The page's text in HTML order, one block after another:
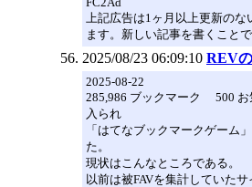
上記広告は1ヶ月以上更新の
ます。新しい記事を書くこと
2025/08/23 06:09:10 REV
2025-08-22
285,986 ブックマーク 500
入られ
「はてなブックマークゲーム
た。
現状はこんなところである。
以前は被FAVを集計していた